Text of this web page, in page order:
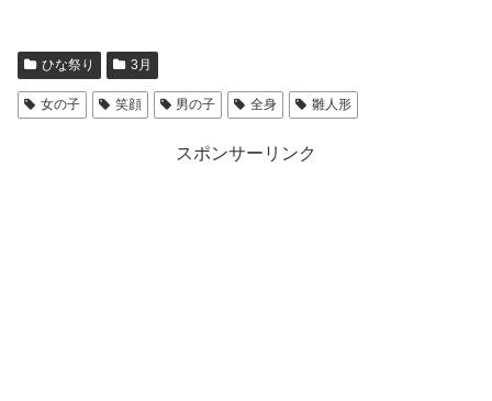
ひな祭り 3月
女の子 笑顔 男の子 全身 雛人形
スポンサーリンク